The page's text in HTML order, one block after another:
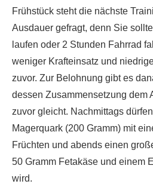
Frühstück steht die nächste
Ausdauer gefragt, denn Sie
laufen oder 2 Stunden Fahrrad
weniger Krafteinsatz und
zuvor. Zur Belohnung gibt es
dessen Zusammensetzung dem
zuvor gleicht. Nachmittags
Magerquark (200 Gramm) mit
Früchten und abends einen
50 Gramm Fetakäse und einem
wird.